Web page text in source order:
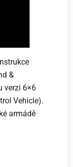
&
verzi 6×6
Vehicle).
armádě